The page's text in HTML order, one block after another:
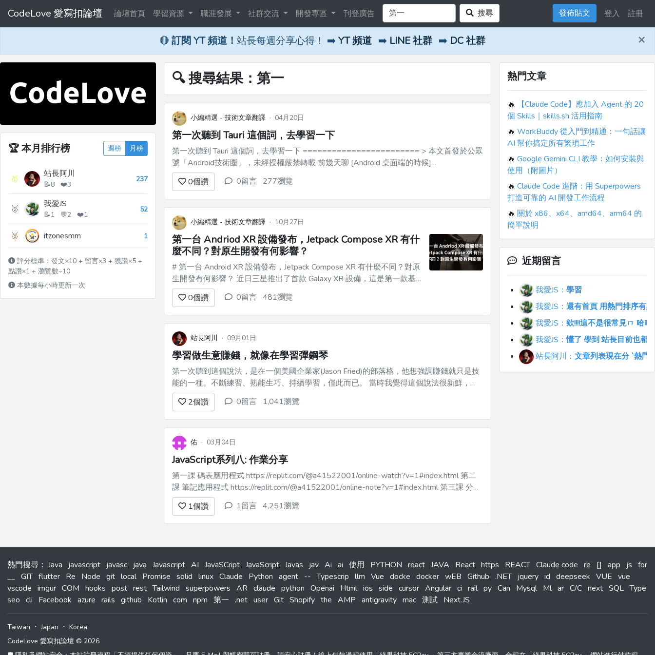
CodeLove 愛寫扣論壇 論壇首頁 學習資源 職涯發展 社群交流 開發專區 刊登廣告 搜尋 發佈貼文 登入 註冊
🔴 訂閱 YT 頻道！ 站長每週分享心得！ ➡️ YT 頻道 ➡️ LINE 社群 ➡️ DC 社群 ×
🏆本月排行榜 週榜 月榜
🥇 站長阿川
📝8 ❤️3
237
🥈 我愛JS
📝1 💬2 ❤️1
52
🥉 itzonesmm 1
評分標準：發文×10 + 留言×3 + 獲讚×5 +
點讚×1 + 瀏覽數÷10
本數據每小時更新一次
🔍 搜尋結果：第一
小編精選 - 技術文章翻譯 · 04月20日
第一次聽到 Tauri 這個詞，去學習一下
第一次聽到 Tauri 這個詞，去學習一下 ======================== > 本文首發於公眾
號「Android技術圈」，未經授權嚴禁轉載 前幾天聊 [Android 桌面端的時候]
(https://link.juejin.cn?target=https%3A%2F%...
0個讚 0留言 277瀏覽
小編精選 - 技術文章翻譯 · 10月27日
第一台 Andriod XR 設備發布，Jetpack Compose XR 有什
麼不同？對原生開發有何影響？
# 第一台 Android XR 設備發布，Jetpack Compose XR 有什麼不同？對原
生開發有何影響？ 近日三星推出了首款 Galaxy XR 設備，這是第一款基
於 Android XR 的 Android 設備，而 Android XR 是為下一代耳機和眼鏡推
出的新操作系統。 ![...
0個讚 0留言 481瀏覽
站長阿川 · 09月01日
學習做生意賺錢，就像在學習彈鋼琴
第一次聽到這個說法，是在一個美國企業家(Jason Fried)的部落格，他想強調賺錢就只是技
能的一種。不斷練習、熟能生巧、持續學習，僅此而已。 當時我覺得這個說法很新鮮，很
有意思，但同時也覺得這個比喻未免誇飾的太嚴重了。 那些彈鋼琴到專業等級的人，動輒
苦練七年十年起跳。學習在網路上做生...
2個讚 0留言 1,041瀏覽
佑 · 03月04日
JavaScript系列八: 作業分享
第一課 碼表應用程式 https://replit.com/@a41522001/online-watch?v=1#index.html 第二
課 筆記應用程式 https://replit.com/@a41522001/online-note?v=1#index.html 第三課 分帳
應...
1個讚 1留言 4,251瀏覽
熱門文章
🔥
【Claude Code】應加入 Agent 的 20
個 Skills｜skills.sh 活用指南
🔥 WorkBuddy 從入門到精通：一句話讓
AI 幫你搞定所有繁瑣工作
🔥 Google Gemini CLI 教學：如何安裝與
使用（附圖片）
🔥 Claude Code 進階：用 Superpowers
打造可靠的 AI 開發工作流程
🔥 關於 x86、x64、amd64、arm64 的
簡單說明
近期留言
我愛JS： 學習
我愛JS： 還有首頁 用熱門排序有
我愛JS： 欸!!!!這不是很常見ㄇ 哈
我愛JS：懂了 學到 站長目前也都
站長阿川： 文章列表現在分 `熱門
熱門搜尋 ： Java javascript javasc java Javascript AI JavaSCript JavaScript Javas jav Ai ai 使用 PYTHON react JAVA React https REACT Claude code re [] app js for
__ GIT flutter Re Node git local Promise solid linux Claude Python agent -- Typescrip llm Vue docke docker wEB Github .NET jquery id deepseek VUE vue
vscode imgur COM hooks post rest Tailwind superpowers AR claude python Openai Html ios side cursor Angular ci rail py Can Mysql Ml ar C/C next SQL Type
seo cli Facebook azure rails github Kotlin com npm 第一 .net user Git Shopify the AMP antigravity mac 測試 Next.JS
Taiwan ・Japan ・ Korea
CodeLove 愛寫扣論壇 © 2026